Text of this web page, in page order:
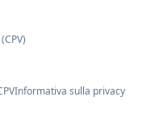
Informativa sulla privacy